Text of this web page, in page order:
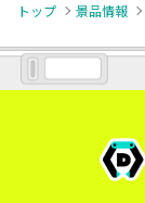
トップ 景品情報